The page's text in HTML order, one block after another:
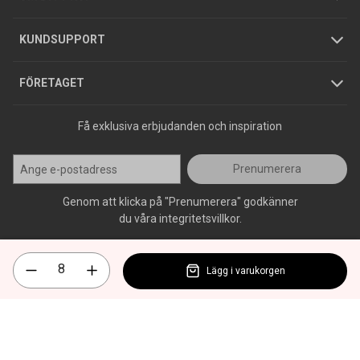
KUNDSUPPORT
Varumärken
FÖRETAGET
Jobba hos oss
Press
Få exklusiva erbjudanden och inspiration
Prenumerera
Genom att klicka på "Prenumerera" godkänner
du våra integritetsvillkor.
Lägg i varukorgen